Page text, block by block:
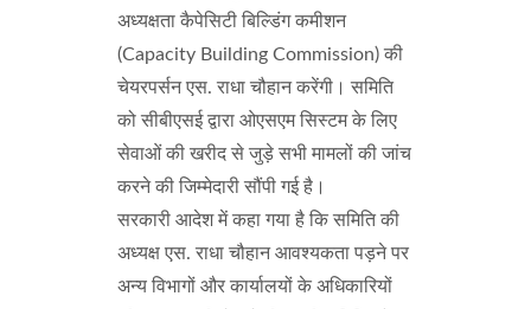
अध्यक्षता कैपेसिटी बिल्डिंग कमीशन
(Capacity Building Commission) की
चेयरपर्सन एस. राधा चौहान करेंगी। समिति
को सीबीएसई द्वारा ओएसएम सिस्टम के लिए
सेवाओं की खरीद से जुड़े सभी मामलों की जांच
करने की जिम्मेदारी सौंपी गई है।
सरकारी आदेश में कहा गया है कि समिति की
अध्यक्ष एस. राधा चौहान आवश्यकता पड़ने पर
अन्य विभागों और कार्यालयों के अधिकारियों